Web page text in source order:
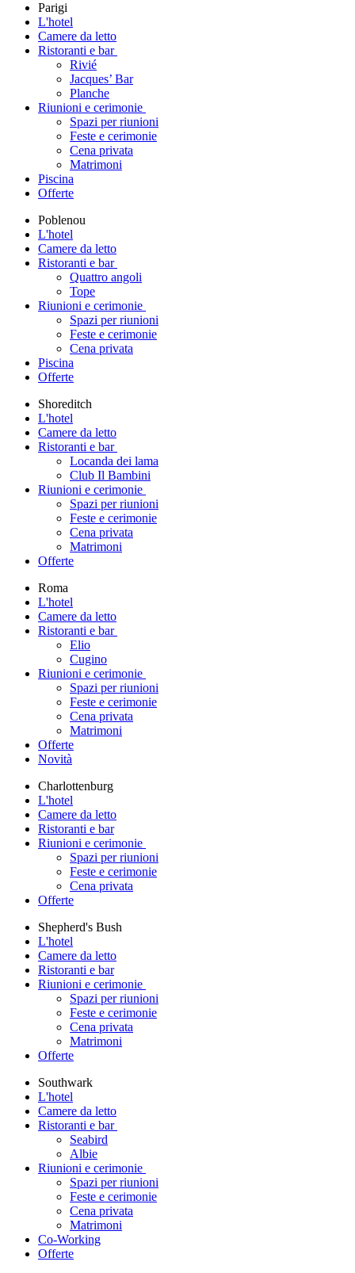
Parigi
L'hotel
Camere da letto
Ristoranti e bar
Rivié
Jacques’ Bar
Planche
Riunioni e cerimonie
Spazi per riunioni
Feste e cerimonie
Cena privata
Matrimoni
Piscina
Offerte
Poblenou
L'hotel
Camere da letto
Ristoranti e bar
Quattro angoli
Tope
Riunioni e cerimonie
Spazi per riunioni
Feste e cerimonie
Cena privata
Piscina
Offerte
Shoreditch
L'hotel
Camere da letto
Ristoranti e bar
Locanda dei lama
Club Il Bambini
Riunioni e cerimonie
Spazi per riunioni
Feste e cerimonie
Cena privata
Matrimoni
Offerte
Roma
L'hotel
Camere da letto
Ristoranti e bar
Elio
Cugino
Riunioni e cerimonie
Spazi per riunioni
Feste e cerimonie
Cena privata
Matrimoni
Offerte
Novità
Charlottenburg
L'hotel
Camere da letto
Ristoranti e bar
Riunioni e cerimonie
Spazi per riunioni
Feste e cerimonie
Cena privata
Offerte
Shepherd's Bush
L'hotel
Camere da letto
Ristoranti e bar
Riunioni e cerimonie
Spazi per riunioni
Feste e cerimonie
Cena privata
Matrimoni
Offerte
Southwark
L'hotel
Camere da letto
Ristoranti e bar
Seabird
Albie
Riunioni e cerimonie
Spazi per riunioni
Feste e cerimonie
Cena privata
Matrimoni
Co-Working
Offerte